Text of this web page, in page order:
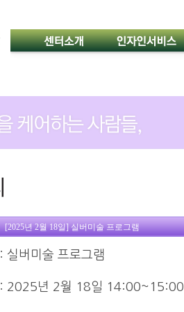
[2025년 2월 18일] 실버미술 프로그램
: 실버미술 프로그램
: 2025년 2월 18일 14:00~15:00